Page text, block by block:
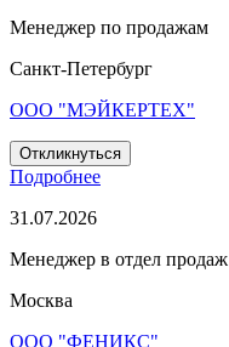
Менеджер по продажам
Санкт-Петербург
ООО "МЭЙКЕРТЕХ"
Откликнуться
Подробнее
31.07.2026
Менеджер в отдел продаж
Москва
ООО "ФЕНИКС"